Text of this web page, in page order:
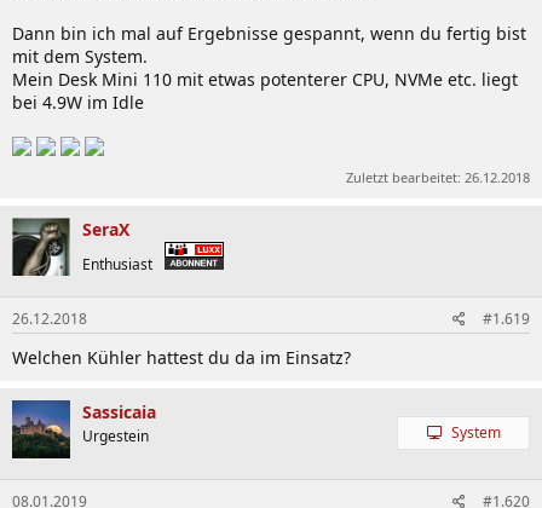
Dann bin ich mal auf Ergebnisse gespannt, wenn du fertig bist
mit dem System.
Mein Desk Mini 110 mit etwas potenterer CPU, NVMe etc. liegt
bei 4.9W im Idle
Zuletzt bearbeitet: 26.12.2018
SeraX
Enthusiast
26.12.2018 #1.619
Welchen Kühler hattest du da im Einsatz?
Sassicaia
Urgestein System
08.01.2019 #1.620